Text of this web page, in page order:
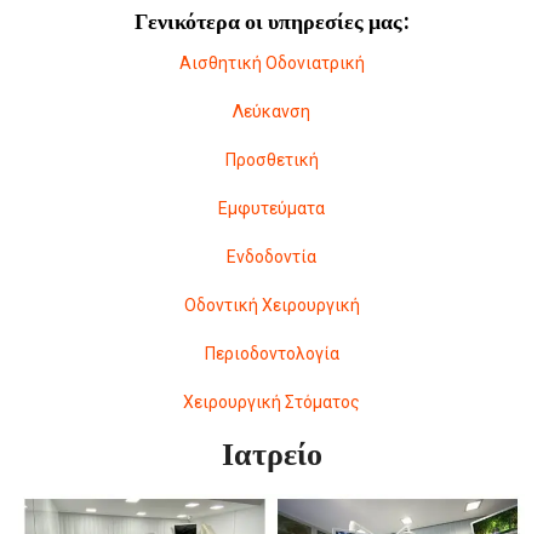
Γενικότερα οι υπηρεσίες μας:
Αισθητική Οδονιατρική
Λεύκανση
Προσθετική
Εμφυτεύματα
Ενδοδοντία
Οδοντική Χειρουργική
Περιοδοντολογία
Χειρουργική Στόματος
Ιατρείο